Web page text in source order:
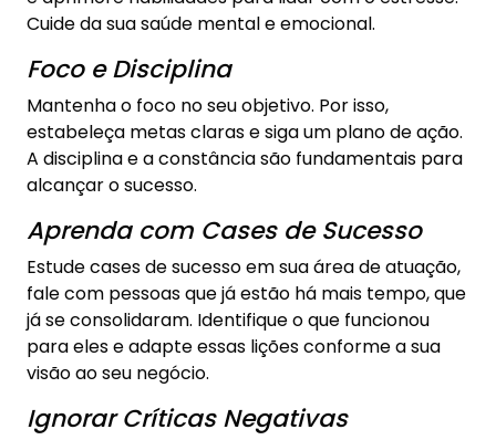
Cuide da sua saúde mental e emocional.
Foco e Disciplina
Mantenha o foco no seu objetivo. Por isso,
estabeleça metas claras e siga um plano de ação.
A disciplina e a constância são fundamentais para
alcançar o sucesso.
Aprenda com Cases de Sucesso
Estude cases de sucesso em sua área de atuação,
fale com pessoas que já estão há mais tempo, que
já se consolidaram. Identifique o que funcionou
para eles e adapte essas lições conforme a sua
visão ao seu negócio.
Ignorar Críticas Negativas